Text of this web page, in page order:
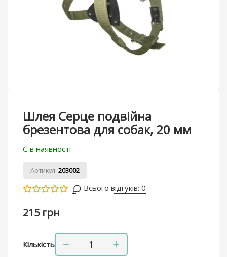
Шлея Серце подвійна
брезентова для собак, 20 мм
Є в наявності
Артикул: 203002
Всього відгуків: 0
215 грн
Кількість − +